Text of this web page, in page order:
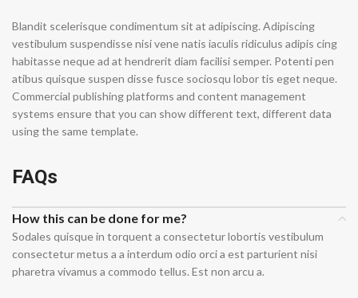
Blandit scelerisque condimentum sit at adipiscing. Adipiscing
vestibulum suspendisse nisi vene natis iaculis ridiculus adipis cing
habitasse neque ad at hendrerit diam facilisi semper. Potenti pen
atibus quisque suspen disse fusce sociosqu lobor tis eget neque.
Commercial publishing platforms and content management
systems ensure that you can show different text, different data
using the same template.
FAQs
How this can be done for me?
Sodales quisque in torquent a consectetur lobortis vestibulum
consectetur metus a a interdum odio orci a est parturient nisi
pharetra vivamus a commodo tellus. Est non arcu a.